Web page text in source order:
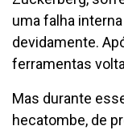
uma falha
devidamente.
ferramentas
Mas durante
hecatombe, de